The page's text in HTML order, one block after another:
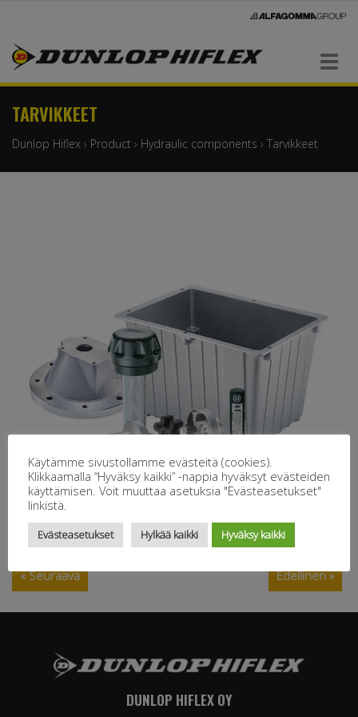
Navigaatio
TARVIKKEET
Dunlop Hiflex › Product › Hydraulic components › Tarvikkeet
Edellinen »
« Seuraava
DUNLOP HIFLEX OY
Käytämme sivustollamme evästeitä (cookies).
Klikkaamalla “Hyväksy kaikki” -nappia hyväksyt evästeiden
käyttämisen. Voit muuttaa asetuksia "Evästeasetukset"
linkistä.
Evästeasetukset Hylkää kaikki Hyväksy kaikki